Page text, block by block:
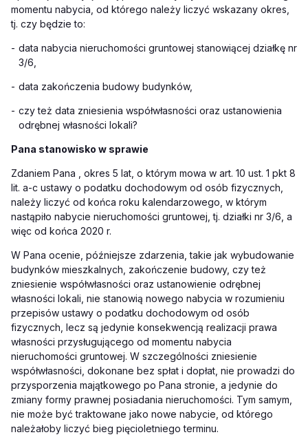
momentu nabycia, od którego należy liczyć wskazany okres,
tj. czy będzie to:
- data nabycia nieruchomości gruntowej stanowiącej działkę nr
3/6,
- data zakończenia budowy budynków,
- czy też data zniesienia współwłasności oraz ustanowienia
odrębnej własności lokali?
Pana stanowisko w sprawie
Zdaniem Pana , okres 5 lat, o którym mowa w art. 10 ust. 1 pkt 8
lit. a-c ustawy o podatku dochodowym od osób fizycznych,
należy liczyć od końca roku kalendarzowego, w którym
nastąpiło nabycie nieruchomości gruntowej, tj. działki nr 3/6, a
więc od końca 2020 r.
W Pana ocenie, późniejsze zdarzenia, takie jak wybudowanie
budynków mieszkalnych, zakończenie budowy, czy też
zniesienie współwłasności oraz ustanowienie odrębnej
własności lokali, nie stanowią nowego nabycia w rozumieniu
przepisów ustawy o podatku dochodowym od osób
fizycznych, lecz są jedynie konsekwencją realizacji prawa
własności przysługującego od momentu nabycia
nieruchomości gruntowej. W szczególności zniesienie
współwłasności, dokonane bez spłat i dopłat, nie prowadzi do
przysporzenia majątkowego po Pana stronie, a jedynie do
zmiany formy prawnej posiadania nieruchomości. Tym samym,
nie może być traktowane jako nowe nabycie, od którego
należałoby liczyć bieg pięcioletniego terminu.